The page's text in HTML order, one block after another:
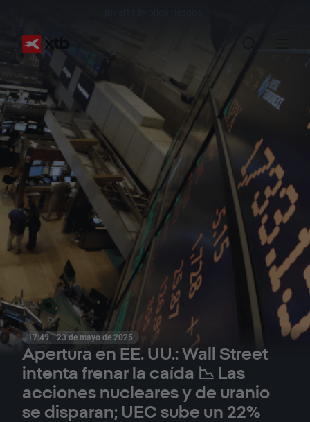
17:49 · 23 de mayo de 2025
Apertura en EE. UU.: Wall Street
intenta frenar la caída 📉 Las
acciones nucleares y de uranio
se disparan; UEC sube un 22%